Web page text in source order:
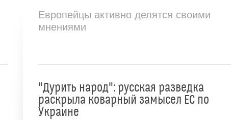
Европейцы активно делятся своими
мнениями
"Дурить народ": русская разведка
раскрыла коварный замысел ЕС по
Украине